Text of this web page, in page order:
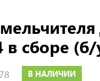
в сборе (б/
В НАЛИЧИИ